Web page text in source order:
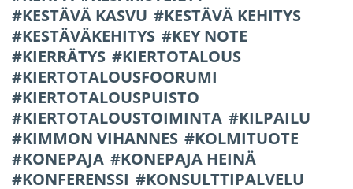
KESTÄVÄ KASVU
KESTÄVÄ KEHITYS
KESTÄVÄKEHITYS
KEY NOTE
KIERRÄTYS
KIERTOTALOUS
KIERTOTALOUSFOORUMI
KIERTOTALOUSPUISTO
KIERTOTALOUSTOIMINTA
KILPAILU
KIMMON VIHANNES
KOLMITUOTE
KONEPAJA
KONEPAJA HEINÄ
KONFERENSSI
KONSULTTIPALVELU